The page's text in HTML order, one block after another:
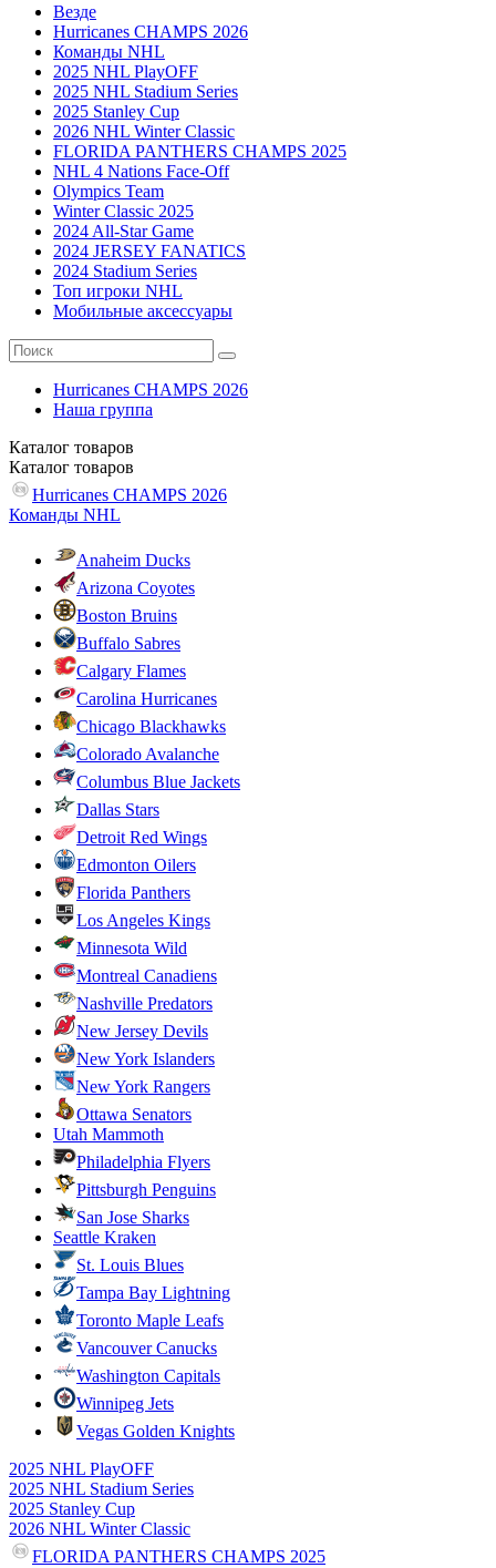
Везде
Hurricanes CHAMPS 2026
Команды NHL
2025 NHL PlayOFF
2025 NHL Stadium Series
2025 Stanley Cup
2026 NHL Winter Classic
FLORIDA PANTHERS CHAMPS 2025
NHL 4 Nations Face-Off
Olympics Team
Winter Classic 2025
2024 All-Star Game
2024 JERSEY FANATICS
2024 Stadium Series
Топ игроки NHL
Мобильные аксессуары
Hurricanes CHAMPS 2026
Наша группа
Каталог товаров
Каталог товаров
Hurricanes CHAMPS 2026
Команды NHL
Anaheim Ducks
Arizona Coyotes
Boston Bruins
Buffalo Sabres
Calgary Flames
Carolina Hurricanes
Chicago Blackhawks
Colorado Avalanche
Columbus Blue Jackets
Dallas Stars
Detroit Red Wings
Edmonton Oilers
Florida Panthers
Los Angeles Kings
Minnesota Wild
Montreal Canadiens
Nashville Predators
New Jersey Devils
New York Islanders
New York Rangers
Ottawa Senators
Utah Mammoth
Philadelphia Flyers
Pittsburgh Penguins
San Jose Sharks
Seattle Kraken
St. Louis Blues
Tampa Bay Lightning
Toronto Maple Leafs
Vancouver Canucks
Washington Capitals
Winnipeg Jets
Vegas Golden Knights
2025 NHL PlayOFF
2025 NHL Stadium Series
2025 Stanley Cup
2026 NHL Winter Classic
FLORIDA PANTHERS CHAMPS 2025